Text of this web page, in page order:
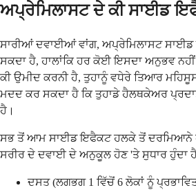
ਅਪ੍ਰੇਮਿਲਾਸਟ ਦੇ ਕੀ ਸਾਈਡ
ਸਾਰੀਆਂ ਦਵਾਈਆਂ ਵਾਂਗ, ਅਪ੍ਰੇਮਿਲਾਸਟ ਸਾਈਡ
ਸਕਦਾ ਹੈ, ਹਾਲਾਂਕਿ ਹਰ ਕੋਈ ਇਸਦਾ ਅਨੁਭਵ
ਕੀ ਉਮੀਦ ਕਰਨੀ ਹੈ, ਤੁਹਾਨੂੰ ਵਧੇਰੇ ਤਿਆਰ
ਮਦਦ ਕਰ ਸਕਦਾ ਹੈ ਕਿ ਤੁਹਾਡੇ ਹੈਲਥਕੇਅਰ
ਹੈ।
ਸਭ ਤੋਂ ਆਮ ਸਾਈਡ ਇਫੈਕਟ ਹਲਕੇ ਤੋਂ ਦਰਮਿਆਨੇ
ਸਰੀਰ ਦੇ ਦਵਾਈ ਦੇ ਅਨੁਕੂਲ ਹੋਣ 'ਤੇ ਸੁਧਾਰ ਹੁੰਦਾ
ਦਸਤ (ਲਗਭਗ 1 ਵਿੱਚੋਂ 6 ਲੋਕਾਂ ਨੂੰ